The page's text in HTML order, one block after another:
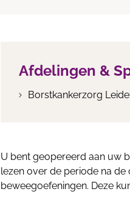
Afdelingen &
Borstkankerzorg
U bent geopereerd aan uw
lezen over de periode na de
beweegoefeningen. Deze